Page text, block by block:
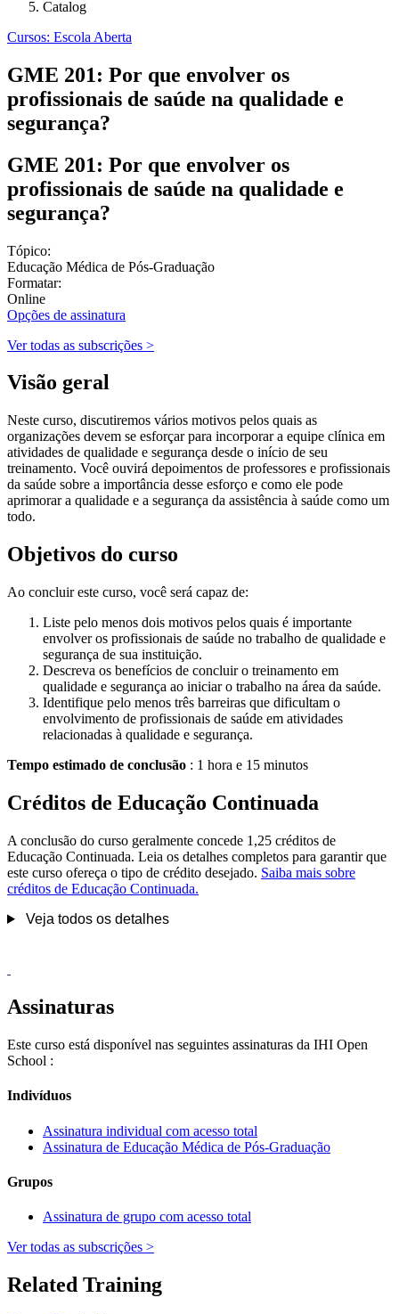
Catalog
Cursos: Escola Aberta
GME 201: Por que envolver os
profissionais de saúde na qualidade e
segurança?
GME 201: Por que envolver os
profissionais de saúde na qualidade e
segurança?
Tópico:
Educação Médica de Pós-Graduação
Formatar:
Online
Opções de assinatura
Ver todas as subscrições >
Visão geral
Neste curso, discutiremos vários motivos pelos quais as
organizações devem se esforçar para incorporar a equipe clínica em
atividades de qualidade e segurança desde o início de seu
treinamento. Você ouvirá depoimentos de professores e profissionais
da saúde sobre a importância desse esforço e como ele pode
aprimorar a qualidade e a segurança da assistência à saúde como um
todo.
Objetivos do curso
Ao concluir este curso, você será capaz de:
Liste pelo menos dois motivos pelos quais é importante
envolver os profissionais de saúde no trabalho de qualidade e
segurança de sua instituição.
Descreva os benefícios de concluir o treinamento em
qualidade e segurança ao iniciar o trabalho na área da saúde.
Identifique pelo menos três barreiras que dificultam o
envolvimento de profissionais de saúde em atividades
relacionadas à qualidade e segurança.
Tempo estimado de conclusão : 1 hora e 15 minutos
Créditos de Educação Continuada
A conclusão do curso geralmente concede 1,25 créditos de
Educação Continuada. Leia os detalhes completos para garantir que
este curso ofereça o tipo de crédito desejado. Saiba mais sobre
créditos de Educação Continuada.
Veja todos os detalhes
Assinaturas
Este curso está disponível nas seguintes assinaturas da IHI Open
School :
Indivíduos
Assinatura individual com acesso total
Assinatura de Educação Médica de Pós-Graduação
Grupos
Assinatura de grupo com acesso total
Ver todas as subscrições >
Related Training